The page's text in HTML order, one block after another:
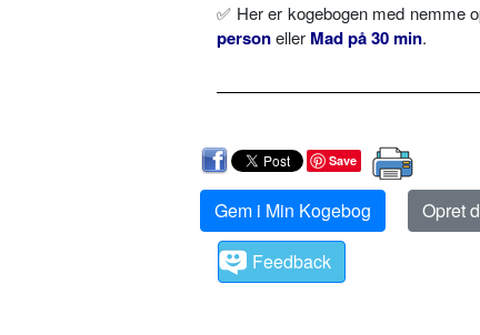
✅ Her er kogebogen med nemme
personeller Mad på 30 min.
Save
Gem i Min Kogebog Opret
Feedback